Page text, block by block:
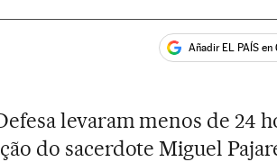
Añadir EL PAÍS en
levaram menos de 24
do sacerdote Miguel